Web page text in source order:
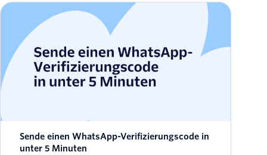
Sende einen WhatsApp-Verifizierungscode in
unter 5 Minuten